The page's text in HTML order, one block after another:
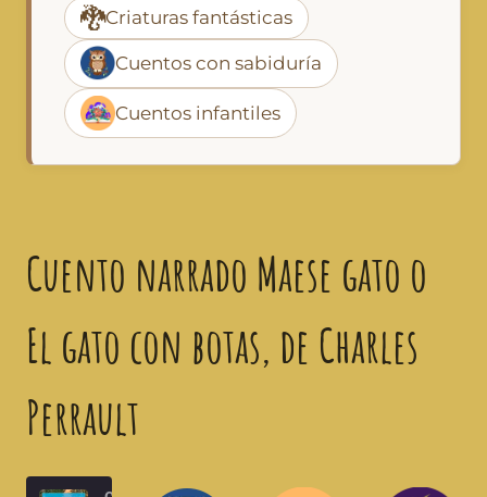
🐉Criaturas fantásticas
Cuentos con sabiduría
Cuentos infantiles
Cuento narrado Maese gato o
El gato con botas, de Charles
Perrault